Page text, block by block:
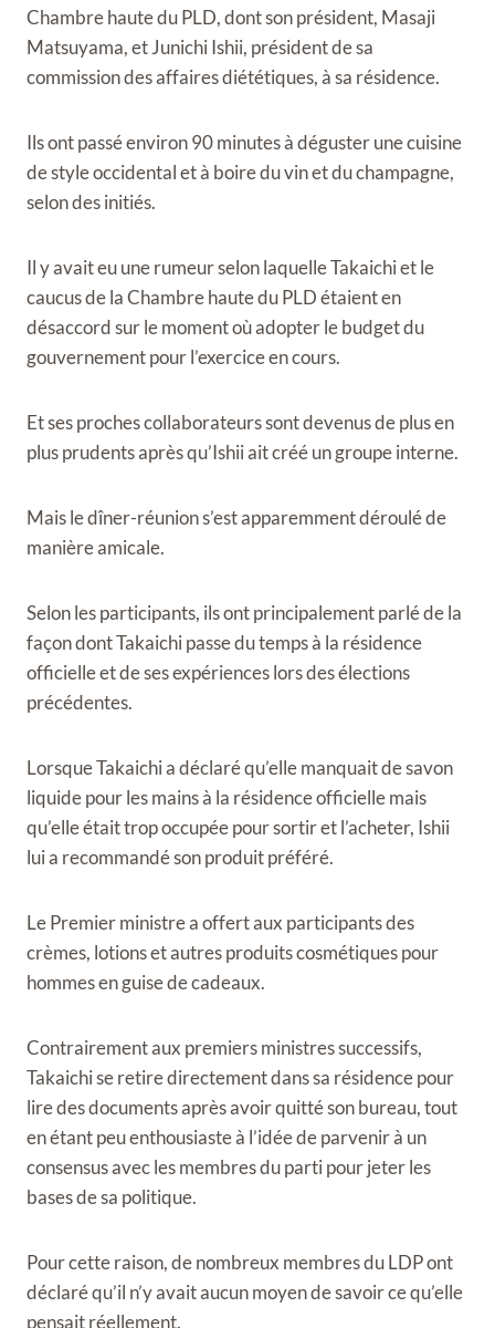
Chambre haute du PLD, dont son président, Masaji
Matsuyama, et Junichi Ishii, président de sa
commission des affaires diététiques, à sa résidence.
Ils ont passé environ 90 minutes à déguster une cuisine
de style occidental et à boire du vin et du champagne,
selon des initiés.
Il y avait eu une rumeur selon laquelle Takaichi et le
caucus de la Chambre haute du PLD étaient en
désaccord sur le moment où adopter le budget du
gouvernement pour l’exercice en cours.
Et ses proches collaborateurs sont devenus de plus en
plus prudents après qu’Ishii ait créé un groupe interne.
Mais le dîner-réunion s’est apparemment déroulé de
manière amicale.
Selon les participants, ils ont principalement parlé de la
façon dont Takaichi passe du temps à la résidence
officielle et de ses expériences lors des élections
précédentes.
Lorsque Takaichi a déclaré qu’elle manquait de savon
liquide pour les mains à la résidence officielle mais
qu’elle était trop occupée pour sortir et l’acheter, Ishii
lui a recommandé son produit préféré.
Le Premier ministre a offert aux participants des
crèmes, lotions et autres produits cosmétiques pour
hommes en guise de cadeaux.
Contrairement aux premiers ministres successifs,
Takaichi se retire directement dans sa résidence pour
lire des documents après avoir quitté son bureau, tout
en étant peu enthousiaste à l’idée de parvenir à un
consensus avec les membres du parti pour jeter les
bases de sa politique.
Pour cette raison, de nombreux membres du LDP ont
déclaré qu’il n’y avait aucun moyen de savoir ce qu’elle
pensait réellement.